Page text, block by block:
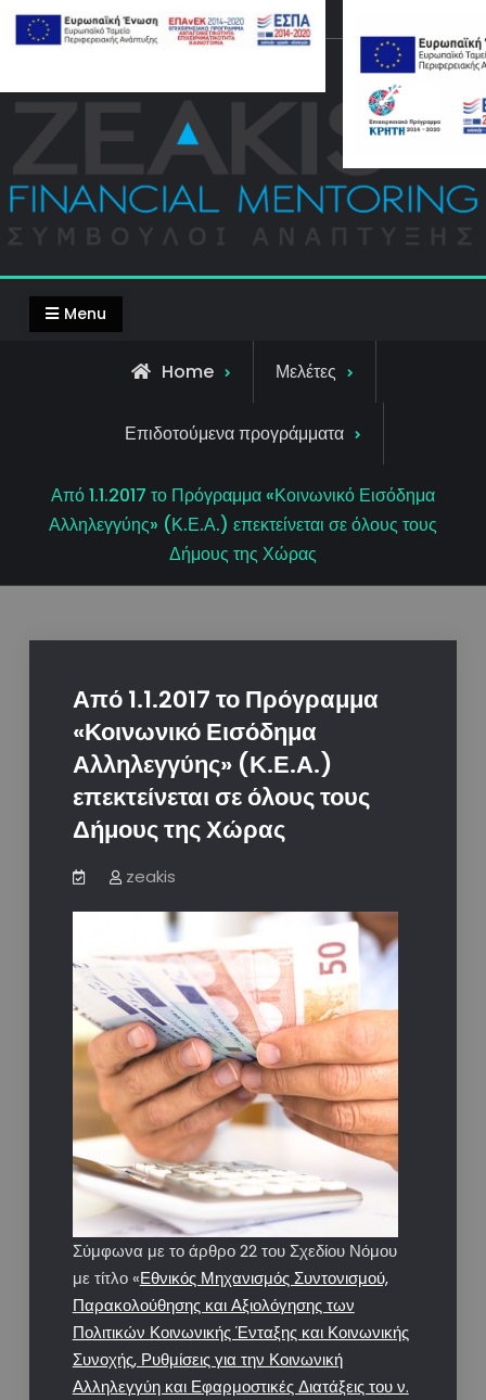
Skip
to
Top Bar
Menu
Home Μελέτες
Επιδοτούμενα προγράμματα
Από 1.1.2017 το Πρόγραμμα «Κοινωνικό Εισόδημα
Αλληλεγγύης» (Κ.Ε.Α.) επεκτείνεται σε όλους τους
Δήμους της Χώρας
Από 1.1.2017 το Πρόγραμμα
«Κοινωνικό Εισόδημα
Αλληλεγγύης» (Κ.Ε.Α.)
επεκτείνεται σε όλους τους
Δήμους της Χώρας
zeakis
Σύμφωνα με το άρθρο 22 του Σχεδίου Νόμου
με τίτλο «Εθνικός Μηχανισμός Συντονισμού,
Παρακολούθησης και Αξιολόγησης των
Πολιτικών Κοινωνικής Ένταξης και Κοινωνικής
Συνοχής, Ρυθμίσεις για την Κοινωνική
Αλληλεγγύη και Εφαρμοστικές Διατάξεις του ν.